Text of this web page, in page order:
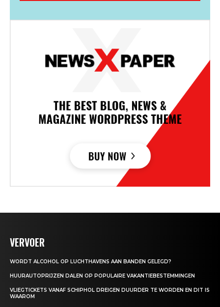
VERVOER
WORDT ALCOHOL OP LUCHTHAVENS AAN BANDEN GELEGD?
HUURAUTOPRIJZEN DALEN OP POPULAIRE VAKANTIEBESTEMMINGEN
VLIEGTICKETS VANAF SCHIPHOL DREIGEN DUURDER TE WORDEN EN DIT IS
WAAROM